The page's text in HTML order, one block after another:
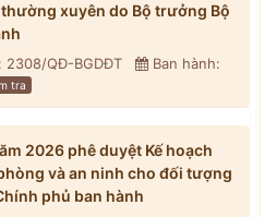
xuyên do Bộ trưởng Bộ
2308/QĐ-BGDĐT
Ban hành:
tra
2026 phê duyệt Kế hoạch
và an ninh cho đối tượng
phủ ban hành